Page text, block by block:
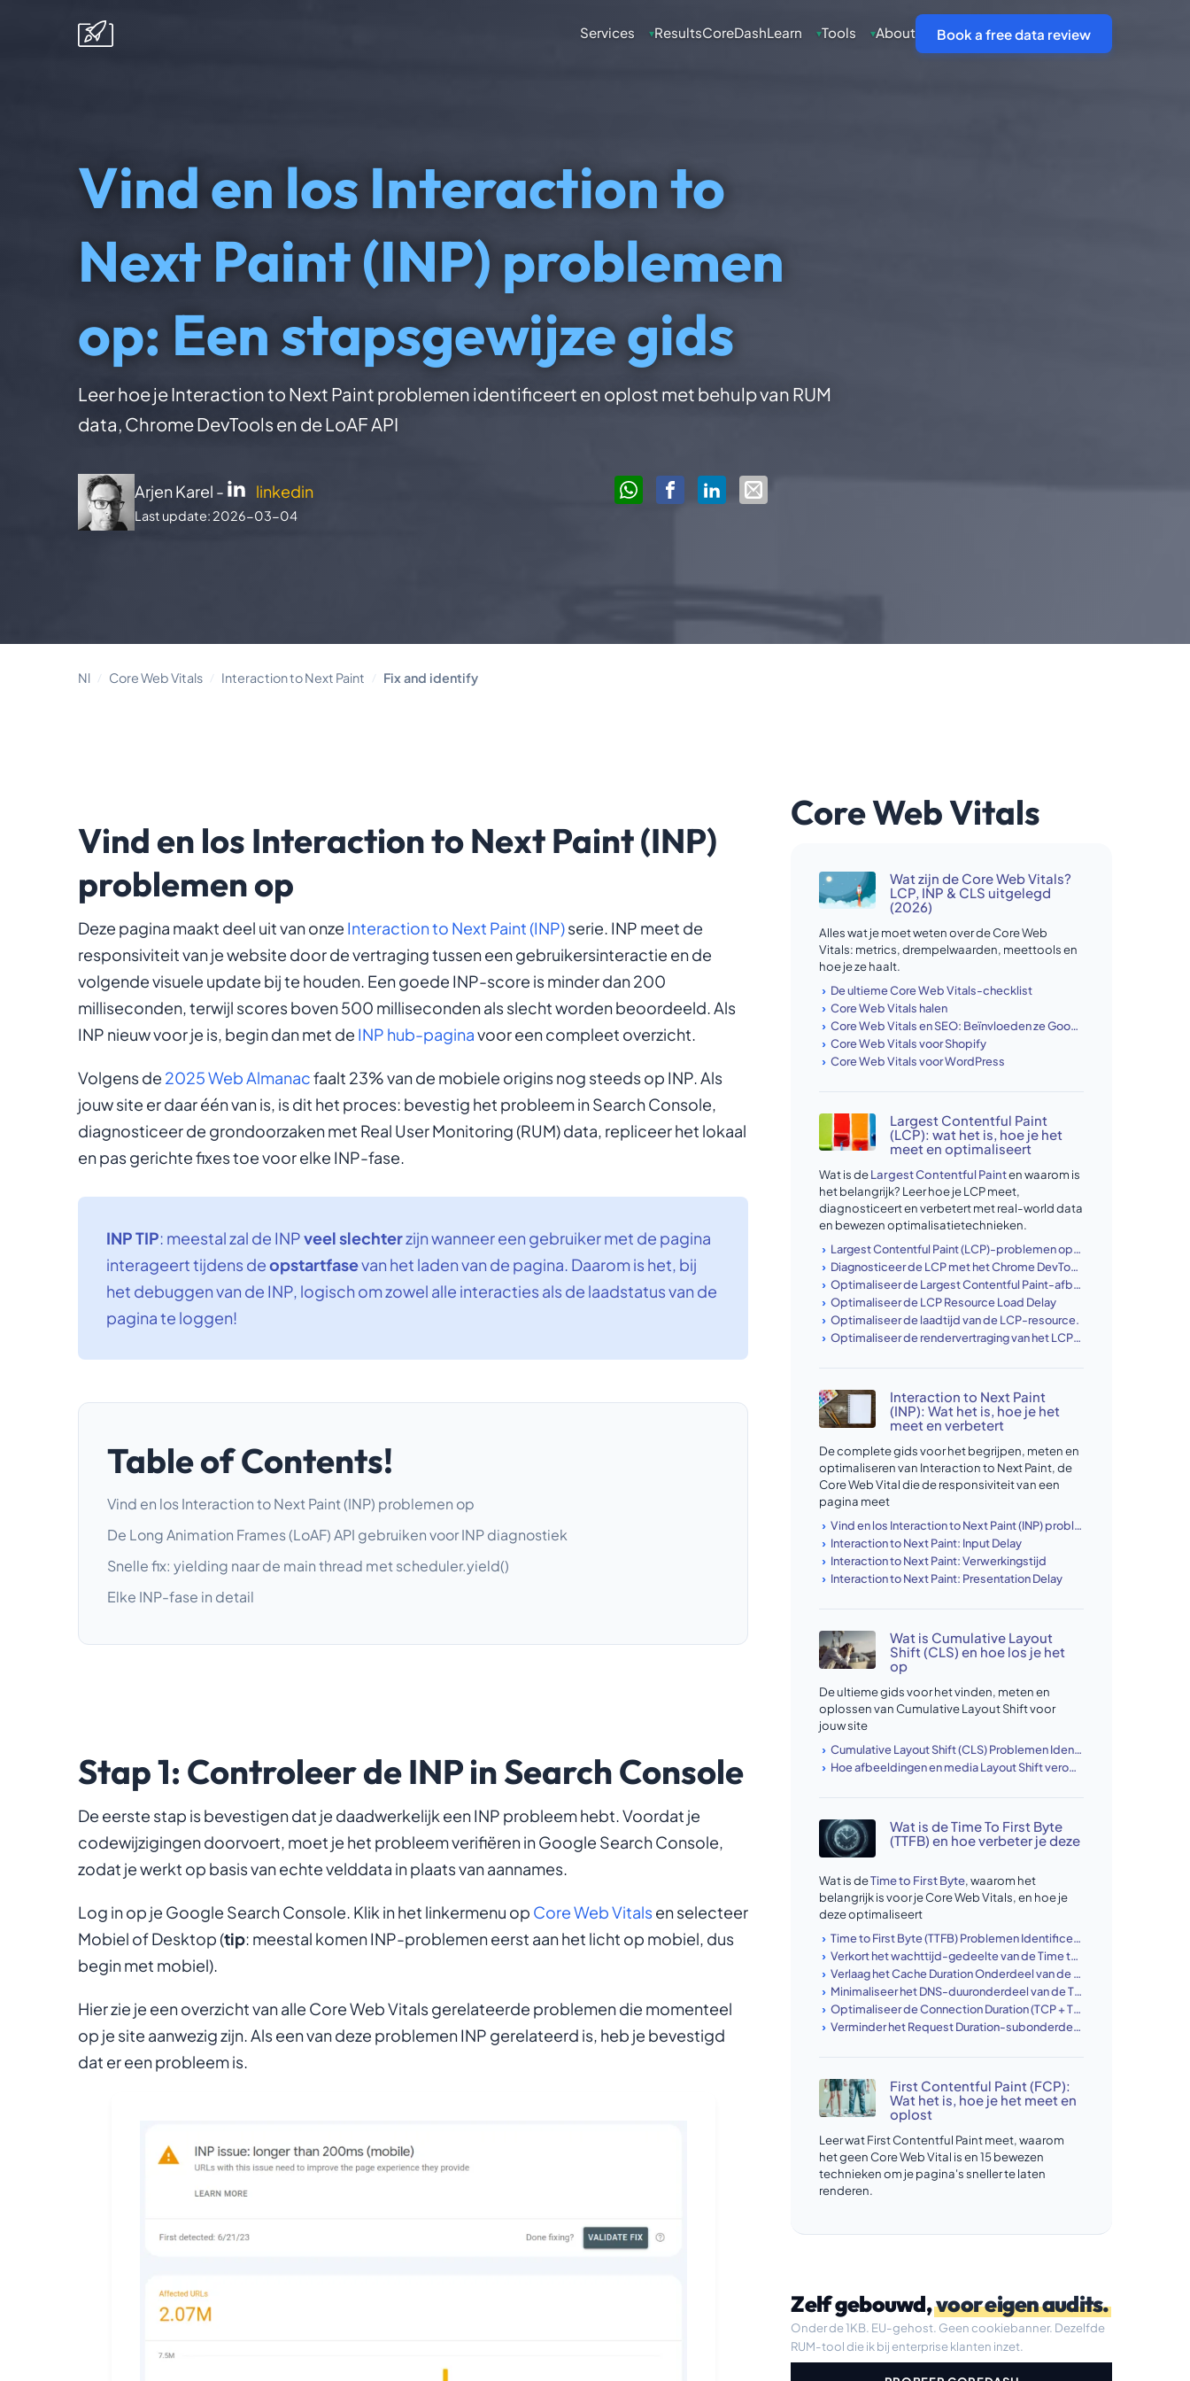
Services ▾ResultsCoreDashLearn ▾Tools ▾About Book a free data review
Vind en los Interaction to
Next Paint (INP) problemen
op: Een stapsgewijze gids
Leer hoe je Interaction to Next Paint problemen identificeert en oplost met behulp van RUM
data, Chrome DevTools en de LoAF API
Arjen Karel - linkedin
Last update: 2026-03-04
Nl Core Web Vitals Interaction to Next Paint Fix and identify
Vind en los Interaction to Next Paint (INP)
problemen op
Deze pagina maakt deel uit van onze Interaction to Next Paint (INP)serie. INP meet de
responsiviteit van je website door de vertraging tussen een gebruikersinteractie en de
volgende visuele update bij te houden. Een goede INP-score is minder dan 200
milliseconden, terwijl scores boven 500 milliseconden als slecht worden beoordeeld. Als
INP nieuw voor je is, begin dan met de INP hub-paginavoor een compleet overzicht.
Volgens de 2025 Web Almanacfaalt 23% van de mobiele origins nog steeds op INP. Als
jouw site er daar één van is, is dit het proces: bevestig het probleem in Search Console,
diagnosticeer de grondoorzaken met Real User Monitoring (RUM) data, repliceer het lokaal
en pas gerichte fixes toe voor elke INP-fase.
INP TIP: meestal zal de INPveel slechterzijn wanneer een gebruiker met de pagina
interageert tijdens deopstartfasevan het laden van de pagina. Daarom is het, bij
het debuggen van de INP, logisch om zowel alle interacties als de laadstatus van de
pagina te loggen!
Table of Contents!
Vind en los Interaction to Next Paint (INP) problemen op
De Long Animation Frames (LoAF) API gebruiken voor INP diagnostiek
Snelle fix: yielding naar de main thread met scheduler.yield()
Elke INP-fase in detail
Stap 1: Controleer de INP in Search Console
De eerste stap is bevestigen dat je daadwerkelijk een INP probleem hebt. Voordat je
codewijzigingen doorvoert, moet je het probleem verifiëren in Google Search Console,
zodat je werkt op basis van echte velddata in plaats van aannames.
Log in op je Google Search Console. Klik in het linkermenu op Core Web Vitalsen selecteer
Mobiel of Desktop (tip: meestal komen INP-problemen eerst aan het licht op mobiel, dus
begin met mobiel).
Hier zie je een overzicht van alle Core Web Vitals gerelateerde problemen die momenteel
op je site aanwezig zijn. Als een van deze problemen INP gerelateerd is, heb je bevestigd
dat er een probleem is.
Core Web Vitals
Wat zijn de Core Web Vitals?
LCP, INP & CLS uitgelegd
(2026)
Alles wat je moet weten over de Core Web
Vitals: metrics, drempelwaarden, meettools en
hoe je ze haalt.
De ultieme Core Web Vitals-checklist
Core Web Vitals halen
Core Web Vitals en SEO: Beïnvloeden ze Google-rankings?
Core Web Vitals voor Shopify
Core Web Vitals voor WordPress
Largest Contentful Paint
(LCP): wat het is, hoe je het
meet en optimaliseert
Wat is deLargest Contentful Painten waarom is
het belangrijk? Leer hoe je LCP meet,
diagnosticeert en verbetert met real-world data
en bewezen optimalisatietechnieken.
Largest Contentful Paint (LCP)-problemen oplossen en identificeren
Diagnosticeer de LCP met het Chrome DevTools Performance-paneel
Optimaliseer de Largest Contentful Paint-afbeelding
Optimaliseer de LCP Resource Load Delay
Optimaliseer de laadtijd van de LCP-resource.
Optimaliseer de rendervertraging van het LCP-element
Interaction to Next Paint
(INP): Wat het is, hoe je het
meet en verbetert
De complete gids voor het begrijpen, meten en
optimaliseren van Interaction to Next Paint, de
Core Web Vital die de responsiviteit van een
pagina meet
Vind en los Interaction to Next Paint (INP) problemen op
Interaction to Next Paint: Input Delay
Interaction to Next Paint: Verwerkingstijd
Interaction to Next Paint: Presentation Delay
Wat is Cumulative Layout
Shift (CLS) en hoe los je het
op
De ultieme gids voor het vinden, meten en
oplossen van Cumulative Layout Shift voor
jouw site
Cumulative Layout Shift (CLS) Problemen Identificeren en Oplossen
Hoe afbeeldingen en media Layout Shift veroorzaken (en hoe je het oplost)
Wat is de Time To First Byte
(TTFB) en hoe verbeter je deze
Wat is deTime to First Byte, waarom het
belangrijk is voor je Core Web Vitals, en hoe je
deze optimaliseert
Time to First Byte (TTFB) Problemen Identificeren & Oplossen
Verkort het wachttijd-gedeelte van de Time to First Byte
Verlaag het Cache Duration Onderdeel van de Time to First Byte
Minimaliseer het DNS-duuronderdeel van de Time to First Byte
Optimaliseer de Connection Duration (TCP + TLS) als onderdeel van de Time to First Byte
Verminder het Request Duration-subonderdeel van de Time to First Byte
First Contentful Paint (FCP):
Wat het is, hoe je het meet en
oplost
Leer wat First Contentful Paint meet, waarom
het geen Core Web Vital is en 15 bewezen
technieken om je pagina's sneller te laten
renderen.
Zelf gebouwd,voor eigen audits.
Onder de 1KB. EU-gehost. Geen cookiebanner. Dezelfde
RUM-tool die ik bij enterprise klanten inzet.